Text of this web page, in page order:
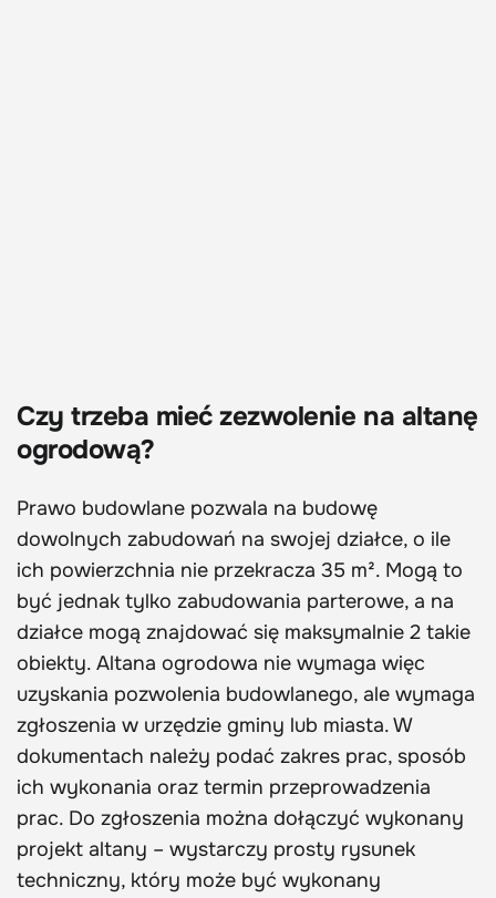
Czy trzeba mieć zezwolenie na altanę
ogrodową?
Prawo budowlane pozwala na budowę
dowolnych zabudowań na swojej działce, o ile
ich powierzchnia nie przekracza 35 m². Mogą to
być jednak tylko zabudowania parterowe, a na
działce mogą znajdować się maksymalnie 2 takie
obiekty. Altana ogrodowa nie wymaga więc
uzyskania pozwolenia budowlanego, ale wymaga
zgłoszenia w urzędzie gminy lub miasta. W
dokumentach należy podać zakres prac, sposób
ich wykonania oraz termin przeprowadzenia
prac. Do zgłoszenia można dołączyć wykonany
projekt altany – wystarczy prosty rysunek
techniczny, który może być wykonany